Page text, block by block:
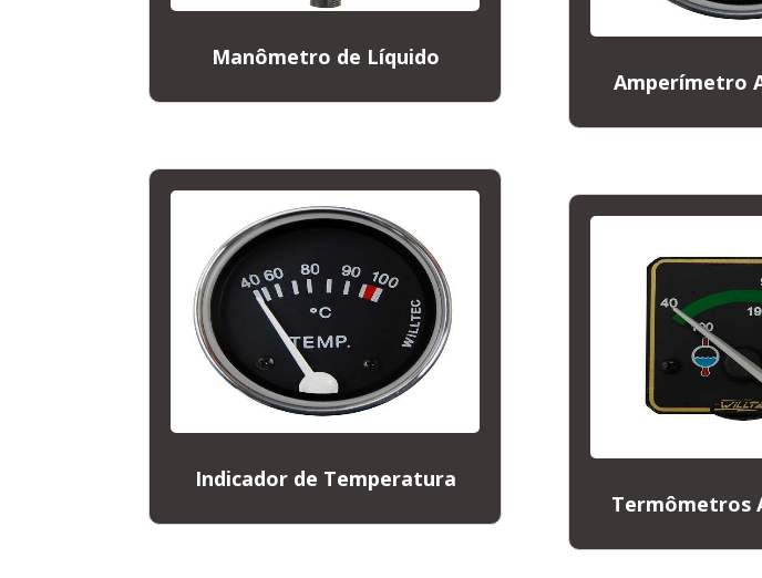
Manômetro de Líquido
Indicador de Temperatura
Amperímetro
Termômetros